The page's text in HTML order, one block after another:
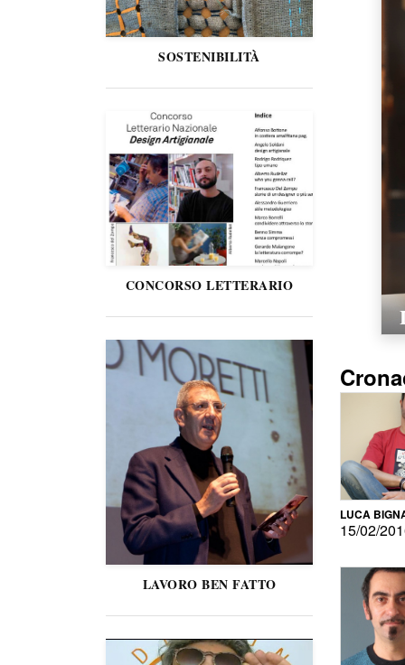
SOSTENIBILITÀ
CONCORSO LETTERARIO
LAVORO BEN FATTO
LUCA
15/02/